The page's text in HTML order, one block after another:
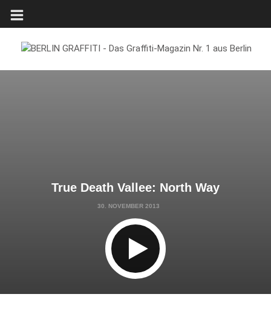
True Death Vallee: North Way
30. NOVEMBER 2013